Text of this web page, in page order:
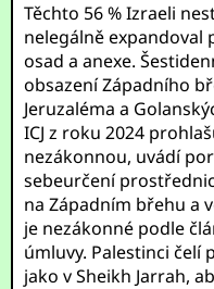
Těchto 56 % Izraeli
nelegálně
osad a anexe.
obsazení Západního
Jeruzaléma a
ICJ z roku 2024
nezákonnou, uvádí
sebeurčení
na Západním břehu a
je nezákonné podle
úmluvy. Palestinci čelí
jako v Sheikh Jarrah,